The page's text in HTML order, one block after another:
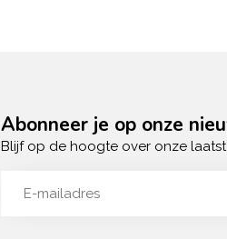
Abonneer je op onze
Blijf op de hoogte over onze